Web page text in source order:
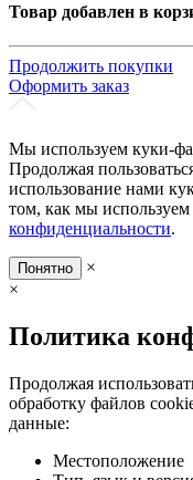
Товар добавлен в
Продолжить покупки
Оформить заказ
Мы используем куки-
Продолжая
использование нами
том, как мы
конфиденциальности.
Понятно
×
×
Политика
Продолжая
обработку файлов
данные:
Местоположение